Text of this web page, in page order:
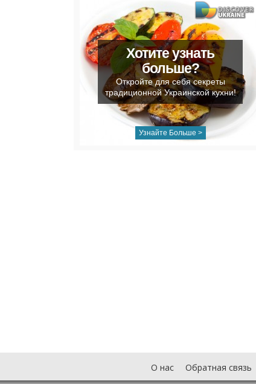
Хотите узнать
больше?
Откройте для себя секреты
традиционной Украинской кухни!
Узнайте Больше >
О нас Обратная связь